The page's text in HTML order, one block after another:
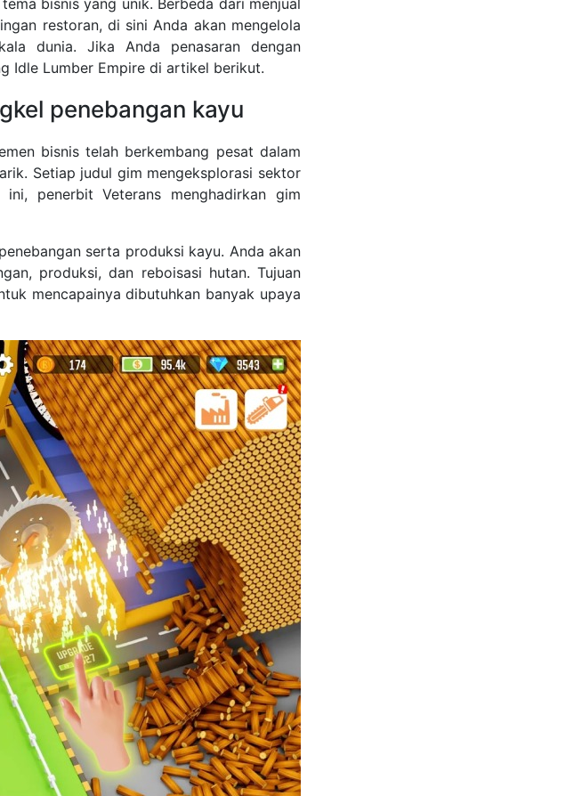
restoran, di sini Anda akan mengelola
dunia. Jika Anda penasaran dengan
Idle Lumber Empire di artikel berikut.
penebangan kayu
bisnis telah berkembang pesat dalam
Setiap judul gim mengeksplorasi sektor
penerbit Veterans menghadirkan gim
serta produksi kayu. Anda akan
produksi, dan reboisasi hutan. Tujuan
mencapainya dibutuhkan banyak upaya